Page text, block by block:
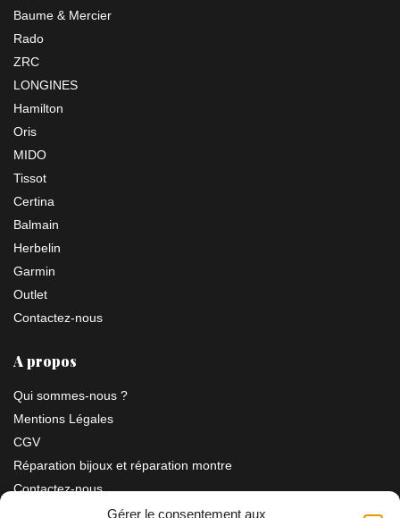
Gérer le consentement aux
Baume & Mercier
Rado
ZRC
LONGINES
Hamilton
Oris
MIDO
Tissot
Certina
Balmain
Herbelin
Garmin
Outlet
Contactez-nous
A propos
Qui sommes-nous ?
Mentions Légales
CGV
Réparation bijoux et réparation montre
Contactez-nous